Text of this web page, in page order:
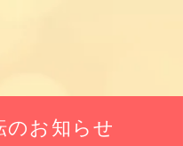
のお知らせ